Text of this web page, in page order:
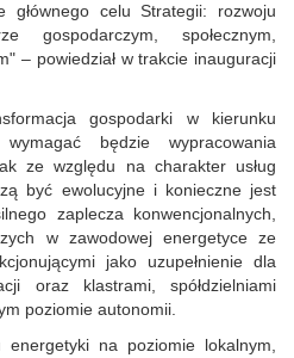
głównego celu Strategii: rozwoju
gospodarczym, społecznym,
– powiedział w trakcie inauguracji
gospodarki w kierunku
będzie wypracowania
ze względu na charakter usług
być ewolucyjne i konieczne jest
zaplecza konwencjonalnych,
w zawodowej energetyce ze
jako uzupełnienie dla
oraz klastrami, spółdzielniami
poziomie autonomii.
na poziomie lokalnym,